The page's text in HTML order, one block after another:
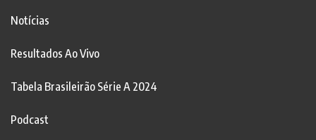
Notícias
Resultados Ao Vivo
Tabela Brasileirão Série A 2024
Podcast